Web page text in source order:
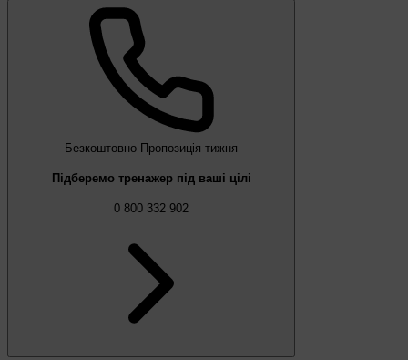
Безкоштовно Пропозиція тижня
Підберемо тренажер під ваші цілі
0 800 332 902